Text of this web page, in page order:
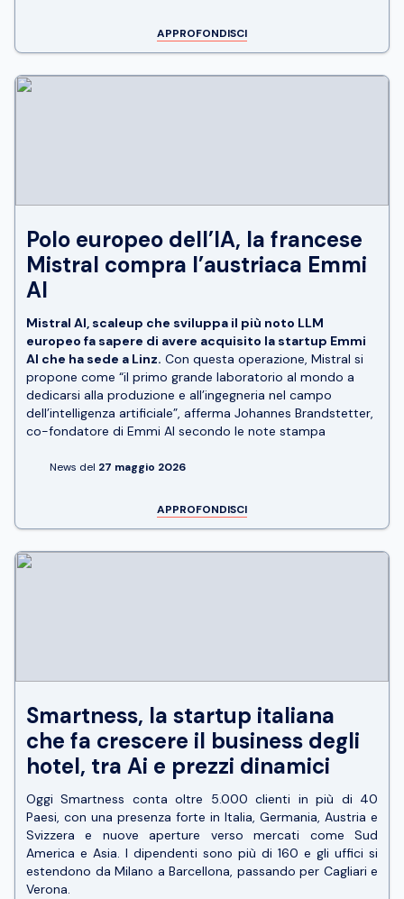
APPROFONDISCI
Polo europeo dell’IA, la francese
Mistral compra l’austriaca Emmi
AI
Mistral AI, scaleup che sviluppa il più noto LLM
europeo fa sapere di avere acquisito la startup Emmi
AI che ha sede a Linz. Con questa operazione, Mistral si
propone come “il primo grande laboratorio al mondo a
dedicarsi alla produzione e all’ingegneria nel campo
dell’intelligenza artificiale”, afferma Johannes Brandstetter,
co-fondatore di Emmi AI secondo le note stampa
News del 27 maggio 2026
APPROFONDISCI
Smartness, la startup italiana
che fa crescere il business degli
hotel, tra Ai e prezzi dinamici
Oggi Smartness conta oltre 5.000 clienti in più di 40
Paesi, con una presenza forte in Italia, Germania, Austria e
Svizzera e nuove aperture verso mercati come Sud
America e Asia. I dipendenti sono più di 160 e gli uffici si
estendono da Milano a Barcellona, passando per Cagliari e
Verona.